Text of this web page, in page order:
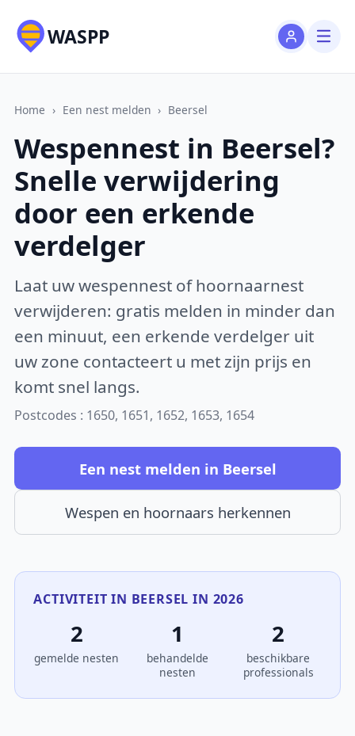
WASPP
Home › Een nest melden › Beersel
Wespennest in Beersel?
Snelle verwijdering
door een erkende
verdelger
Laat uw wespennest of hoornaarnest
verwijderen: gratis melden in minder dan
een minuut, een erkende verdelger uit
uw zone contacteert u met zijn prijs en
komt snel langs.
Postcodes : 1650, 1651, 1652, 1653, 1654
Een nest melden in Beersel
Wespen en hoornaars herkennen
ACTIVITEIT IN BEERSEL IN 2026
2
gemelde nesten
1
behandelde
nesten
2
beschikbare
professionals